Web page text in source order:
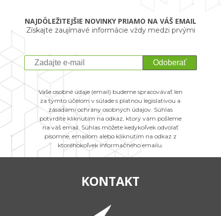
NAJDÔLEŽITEJŠIE NOVINKY PRIAMO NA VÁŠ EMAIL
Získajte zaujímavé informácie vždy medzi prvými
Odoberať
Vaše osobné údaje (email) budeme spracovávať len
za týmto účelom v súlade s platnou legislatívou a
zásadami ochrany osobných údajov. Súhlas
potvrdíte kliknutím na odkaz, ktorý vám pošleme
na váš email. Súhlas môžete kedykoľvek odvolať
písomne, emailom alebo kliknutím na odkaz z
ktoréhokoľvek informačného emailu.
KONTAKT